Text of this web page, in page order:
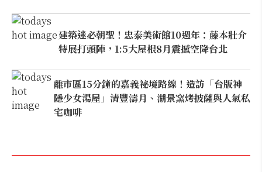
建築迷必朝聖！忠泰美術館10週年：藤本壯介
特展打頭陣，1:5大屋根8月震撼空降台北
離市區15分鐘的嘉義祕境路線！造訪「台版神
隱少女湯屋」清豐濤月、湖景窯烤披薩與人氣私
宅咖啡